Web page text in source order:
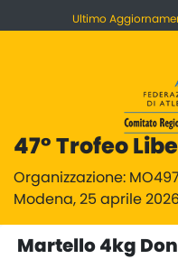
Ultimo
47° Trofeo
Organizzazione:
Modena, 25 aprile
Martello 4kg